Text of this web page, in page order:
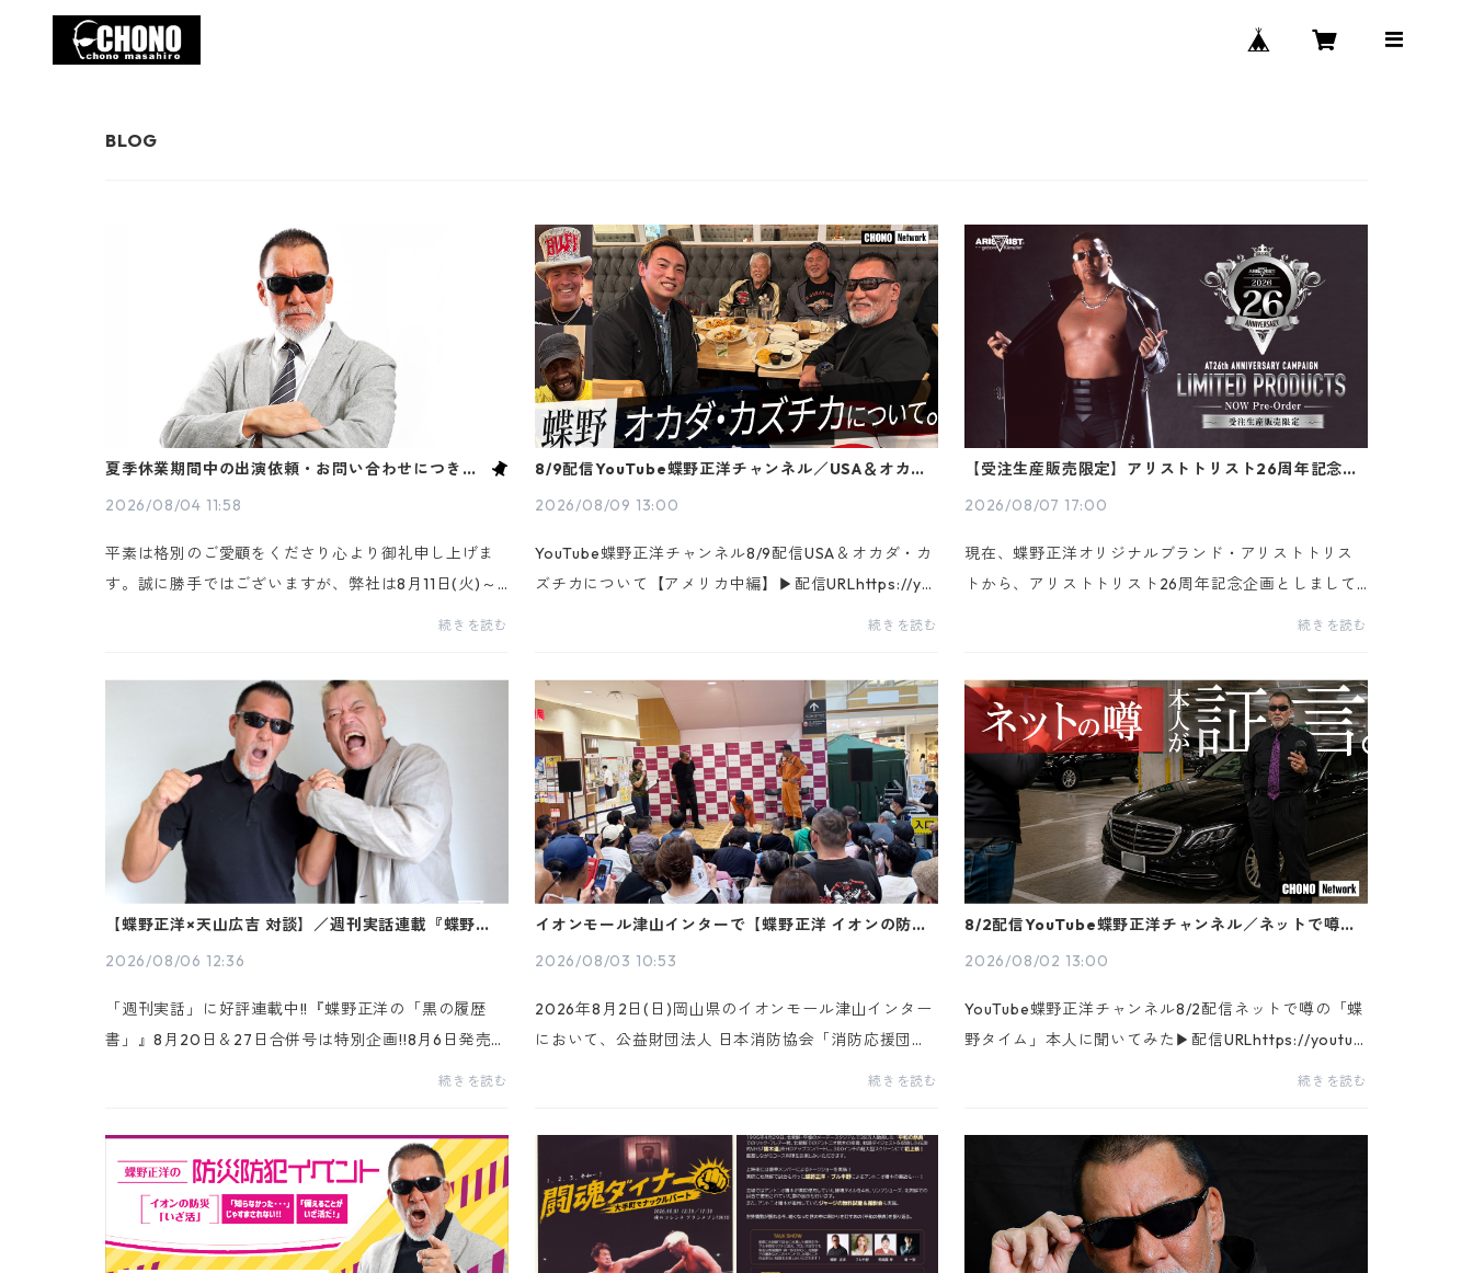
夏季休業期間中の出演依頼・お問い合わせにつきま
2026/08/04 11:58
平素は格別のご愛顧をくださり心より御礼申し上げま
す。誠に勝手ではございますが、弊社は8月11日(火)～8
月16日(日)の日程で夏季休業とさせていただきます。お
続きを読む
8/9配信YouTube蝶野正洋チャンネル／USA＆オカ
2026/08/09 13:00
YouTube蝶野正洋チャンネル8/9配信USA＆オカダ・カ
ズチカについて【アメリカ中編】▶配信URLhttps://yo
utu.be/X4idGuDd5Fw▶YouTube蝶野正洋チャンネルh
ル登録をお願...
続きを読む
【受注生産販売限定】アリストトリスト26周年記念企
2026/08/07 17:00
現在、蝶野正洋オリジナルブランド・アリストトリス
トから、アリストトリスト26周年記念企画としまして
「蝶野正洋アクリルフォトコレクション」が、【受注
間は8...
続きを読む
【蝶野正洋×天山広吉 対談】／週刊実話連載『蝶野正洋
2026/08/06 12:36
「週刊実話」に好評連載中!!『蝶野正洋の「黒の履歴
書」』8月20日＆27日合併号は特別企画!!8月6日発売号
掲載本誌連載「黒の履歴書」特別企画【蝶野正洋 × 天
レ...
続きを読む
イオンモール津山インターで【蝶野正洋 イオンの防災
2026/08/03 10:53
2026年8月2日(日)岡山県のイオンモール津山インター
において、公益財団法人 日本消防協会「消防応援団」
ならびに公益財団法人 日本AED財団「AED大使」の蝶
活”】...
続きを読む
8/2配信YouTube蝶野正洋チャンネル／ネットで噂の
2026/08/02 13:00
YouTube蝶野正洋チャンネル8/2配信ネットで噂の「蝶
野タイム」本人に聞いてみた▶配信URLhttps://youtu.b
e/DwycjmHnaro▶YouTube蝶野正洋チャンネルhttp
登録をお願い...
続きを読む